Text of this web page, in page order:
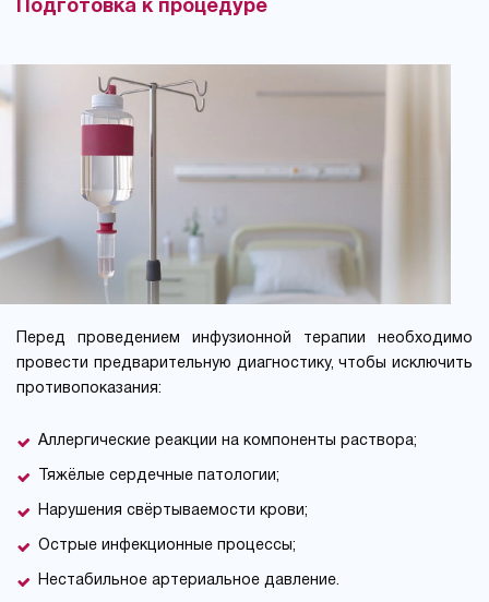
Подготовка к процедуре
Перед проведением инфузионной терапии необходимо
провести предварительную диагностику, чтобы исключить
противопоказания:
Аллергические реакции на компоненты раствора;
Тяжёлые сердечные патологии;
Нарушения свёртываемости крови;
Острые инфекционные процессы;
Нестабильное артериальное давление.